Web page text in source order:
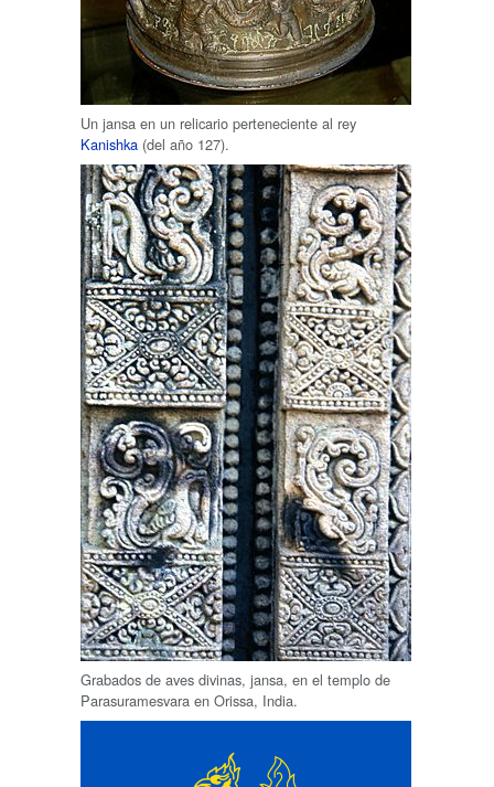
Un jansa en un relicario perteneciente al rey
Kanishka (del año 127).
Grabados de aves divinas, jansa, en el templo de
Parasuramesvara en Orissa, India.